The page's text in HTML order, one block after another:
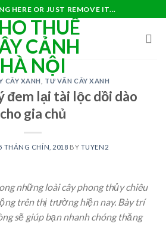
HERE OR JUST REMOVE IT...
THUÊ
CẢNH
HÀ NỘI
CÂY XANH TƯ VẤN CÂY XANH
đem lại tài lộc dồi dào
cho gia chủ
THÁNG CHÍN, 2018 BY TUYEN2
những loài cây phong thủy chiêu
trên thị trường hiện nay. Bày trí
sẽ giúp bạn nhanh chóng thăng